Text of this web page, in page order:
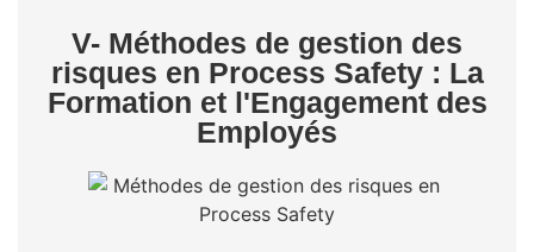
V- Méthodes de gestion des
risques en Process Safety : La
Formation et l'Engagement des
Employés